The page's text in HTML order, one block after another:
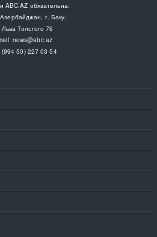
ABC.AZ обязательна.
г. Баку,
Льва Толстого 76
news@abc.az
(994 50) 227 03 54